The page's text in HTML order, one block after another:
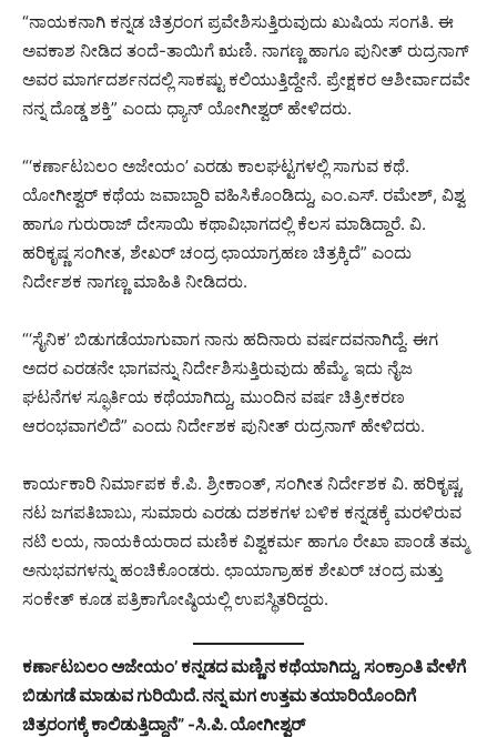
“ನಾಯಕನಾಗಿ ಕನ್ನಡ ಚಿತ್ರರಂಗ ಪ್ರವೇಶಿಸುತ್ತಿರುವುದು ಖುಷಿಯ ಸಂಗತಿ. ಈ
ಅವಕಾಶ ನೀಡಿದ ತಂದೆ-ತಾಯಿಗೆ ಋಣಿ. ನಾಗಣ್ಣ ಹಾಗೂ ಪುನೀತ್ ರುದ್ರನಾಗ್
ಅವರ ಮಾರ್ಗದರ್ಶನದಲ್ಲಿ ಸಾಕಷ್ಟು ಕಲಿಯುತ್ತಿದ್ದೇನೆ. ಪ್ರೇಕ್ಷಕರ ಆಶೀರ್ವಾದವೇ
ನನ್ನ ದೊಡ್ಡ ಶಕ್ತಿ” ಎಂದು ಧ್ಯಾನ್ ಯೋಗೀಶ್ವರ್ ಹೇಳಿದರು.
“‘ಕರ್ಣಾಟಬಲಂ ಅಜೇಯಂ’ ಎರಡು ಕಾಲಘಟ್ಟಗಳಲ್ಲಿ ಸಾಗುವ ಕಥೆ.
ಯೋಗೀಶ್ವರ್ ಕಥೆಯ ಜವಾಬ್ದಾರಿ ವಹಿಸಿಕೊಂಡಿದ್ದು, ಎಂ.ಎಸ್. ರಮೇಶ್, ವಿಶ್ವ
ಹಾಗೂ ಗುರುರಾಜ್ ದೇಸಾಯಿ ಕಥಾವಿಭಾಗದಲ್ಲಿ ಕೆಲಸ ಮಾಡಿದ್ದಾರೆ. ವಿ.
ಹರಿಕೃಷ್ಣ ಸಂಗೀತ, ಶೇಖರ್ ಚಂದ್ರ ಛಾಯಾಗ್ರಹಣ ಚಿತ್ರಕ್ಕಿದೆ” ಎಂದು
ನಿರ್ದೇಶಕ ನಾಗಣ್ಣ ಮಾಹಿತಿ ನೀಡಿದರು.
“‘ಸೈನಿಕ’ ಬಿಡುಗಡೆಯಾಗುವಾಗ ನಾನು ಹದಿನಾರು ವರ್ಷದವನಾಗಿದ್ದೆ. ಈಗ
ಅದರ ಎರಡನೇ ಭಾಗವನ್ನು ನಿರ್ದೇಶಿಸುತ್ತಿರುವುದು ಹೆಮ್ಮೆ. ಇದು ನೈಜ
ಘಟನೆಗಳ ಸ್ಫೂರ್ತಿಯ ಕಥೆಯಾಗಿದ್ದು, ಮುಂದಿನ ವರ್ಷ ಚಿತ್ರೀಕರಣ
ಆರಂಭವಾಗಲಿದೆ” ಎಂದು ನಿರ್ದೇಶಕ ಪುನೀತ್ ರುದ್ರನಾಗ್ ಹೇಳಿದರು.
ಕಾರ್ಯಕಾರಿ ನಿರ್ಮಾಪಕ ಕೆ.ಪಿ. ಶ್ರೀಕಾಂತ್, ಸಂಗೀತ ನಿರ್ದೇಶಕ ವಿ. ಹರಿಕೃಷ್ಣ,
ನಟ ಜಗಪತಿಬಾಬು, ಸುಮಾರು ಎರಡು ದಶಕಗಳ ಬಳಿಕ ಕನ್ನಡಕ್ಕೆ ಮರಳಿರುವ
ನಟಿ ಲಯ, ನಾಯಕಿಯರಾದ ಮಣಿಕ ವಿಶ್ವಕರ್ಮ ಹಾಗೂ ರೇಖಾ ಪಾಂಡೆ ತಮ್ಮ
ಅನುಭವಗಳನ್ನು ಹಂಚಿಕೊಂಡರು. ಛಾಯಾಗ್ರಾಹಕ ಶೇಖರ್ ಚಂದ್ರ ಮತ್ತು
ಸಂಕೇತ್ ಕೂಡ ಪತ್ರಿಕಾಗೋಷ್ಠಿಯಲ್ಲಿ ಉಪಸ್ಥಿತರಿದ್ದರು.
ಕರ್ಣಾಟಬಲಂ ಅಜೇಯಂ’ ಕನ್ನಡದ ಮಣ್ಣಿನ ಕಥೆಯಾಗಿದ್ದು, ಸಂಕ್ರಾಂತಿ ವೇಳೆಗೆ
ಬಿಡುಗಡೆ ಮಾಡುವ ಗುರಿಯಿದೆ. ನನ್ನ ಮಗ ಉತ್ತಮ ತಯಾರಿಯೊಂದಿಗೆ
ಚಿತ್ರರಂಗಕ್ಕೆ ಕಾಲಿಡುತ್ತಿದ್ದಾನೆ” -ಸಿ.ಪಿ. ಯೋಗೀಶ್ವರ್